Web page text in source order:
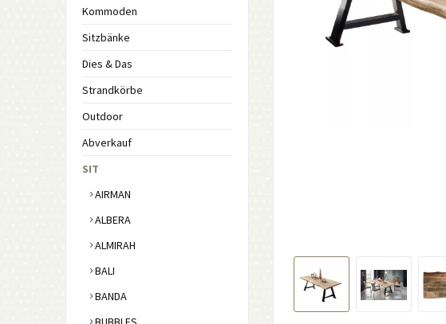
Kommoden
Sitzbänke
Dies & Das
Strandkörbe
Outdoor
Abverkauf
SIT
AIRMAN
ALBERA
ALMIRAH
BALI
BANDA